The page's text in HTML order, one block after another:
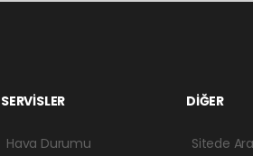
SERVİSLER
Hava Durumu
DİĞER
Sitede Ara